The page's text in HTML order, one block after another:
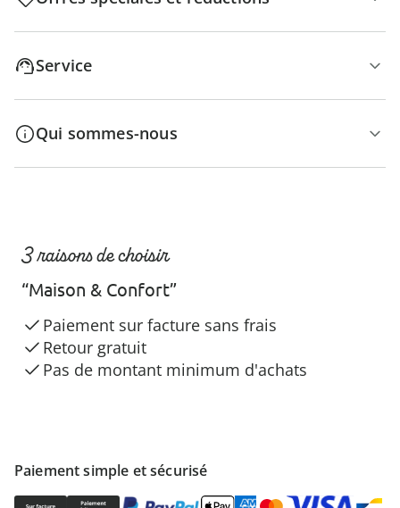
Service
Qui sommes-nous
Paiement simple et sécurisé
3 raisons de choisir
“Maison & Confort”
Paiement sur facture sans frais
Retour gratuit
Pas de montant minimum d'achats